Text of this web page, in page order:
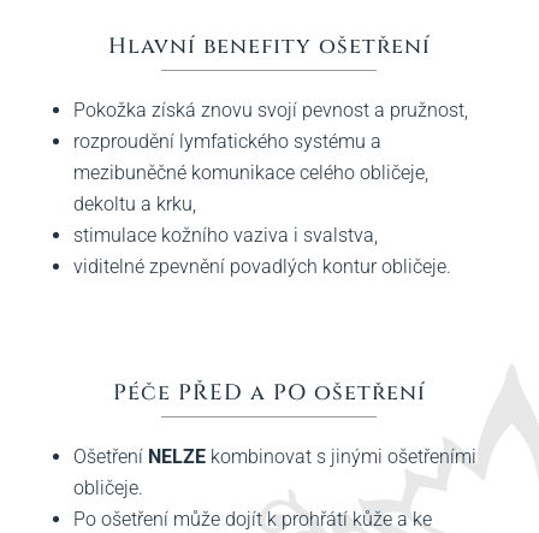
Hlavní benefity ošetření
Pokožka získá znovu svojí pevnost a pružnost,
rozproudění lymfatického systému a
mezibuněčné komunikace celého obličeje,
dekoltu a krku,
stimulace kožního vaziva i svalstva,
viditelné zpevnění povadlých kontur obličeje.
Péče PŘED a PO ošetření
Ošetření NELZEkombinovat s jinými ošetřeními
obličeje.
Po ošetření může dojít k prohřátí kůže a ke